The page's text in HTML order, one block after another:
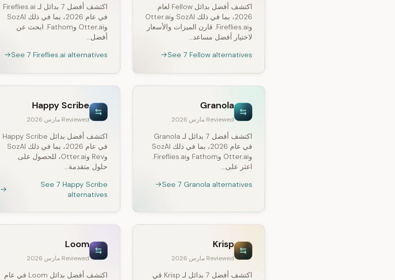
اكتشف أفضل بدائل Fellow لعام
2026، بما في ذلك SozAI وOtter.ai
وFireflies.ai. قارن الميزات والأسعار
لاختيار أفضل مساعد…
See 7 Fellow alternatives
اكتشف أفضل 7 بدائل لـ Fireflies.ai
في عام 2026، بما في ذلك SozAI
وOtter.ai وFathom. ابحث عن
أفضل…
See 7 Fireflies.ai alternatives
Granola
Reviewed مارس 2026
اكتشف أفضل 7 بدائل لـ Granola
في عام 2026، بما في ذلك SozAI
وOtter.ai وFathom وFireflies.ai.
اعثر على…
See 7 Granola alternatives
Happy Scribe
Reviewed مارس 2026
اكتشف أفضل بدائل Happy Scribe
في عام 2026، بما في ذلك SozAI
وRev وOtter.ai، للحصول على
حلول متقدمة…
See 7 Happy Scribe
alternatives
Krisp
Reviewed مارس 2026
اكتشف أفضل 7 بدائل لـ Krisp في
Loom
Reviewed مارس 2026
اكتشف أفضل بدائل Loom في عام